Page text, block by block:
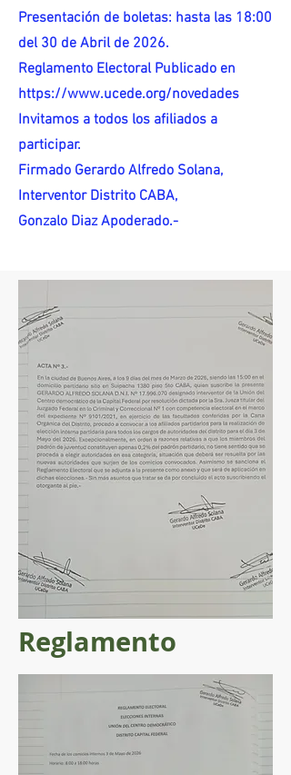
Presentación de boletas: hasta las 18:00
del 30 de Abril de 2026.
Reglamento Electoral Publicado en
https://www.ucede.org/novedades
Invitamos a todos los afiliados a
participar.
Firmado Gerardo Alfredo Solana,
Interventor Distrito CABA,
Gonzalo Diaz Apoderado.-
Reglamento